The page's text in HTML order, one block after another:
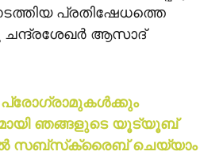
പ്രതിഷേധത്തെ
ചന്ദ്രശേഖര്‍ ആസാദ്
ഞങ്ങളുടെ യൂട്യൂബ്
സബ്‌സ്‌ക്രൈബ് ചെയ്യാം